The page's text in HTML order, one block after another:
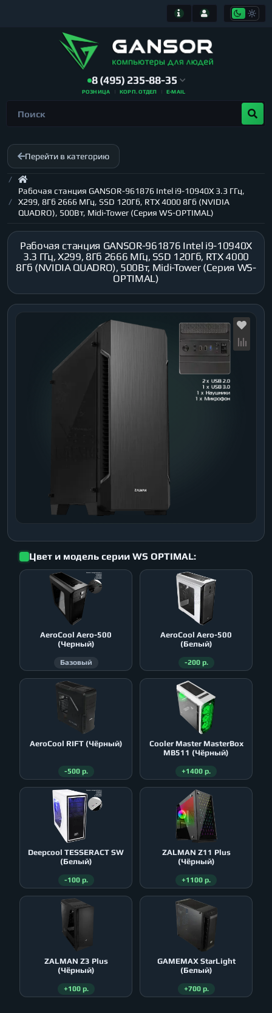
8 (495) 235-88-35
РОЗНИЦА КОРП. ОТДЕЛ E-MAIL
Перейти в категорию
Рабочая станция GANSOR-961876 Intel i9-10940X 3.3 ГГц,
X299, 8Гб 2666 МГц, SSD 120Гб, RTX 4000 8Гб (NVIDIA
QUADRO), 500Вт, Midi-Tower (Серия WS-OPTIMAL)
Рабочая станция GANSOR-961876 Intel i9-10940X
3.3 ГГц, X299, 8Гб 2666 МГц, SSD 120Гб, RTX 4000
8Гб (NVIDIA QUADRO), 500Вт, Midi-Tower (Серия WS-
OPTIMAL)
Цвет и модель серии WS OPTIMAL:
AeroСool Aero-500
(Черный)
Базовый
AeroСool Aero-500
(Белый)
-200 р.
AeroСool RIFT (Чёрный)
-500 р.
Cooler Master MasterBox
MB511 (Чёрный)
+1400 р.
Deepcool TESSERACT SW
(Белый)
-100 р.
ZALMAN Z11 Plus
(Чёрный)
+1100 р.
ZALMAN Z3 Plus
(Чёрный)
+100 р.
GAMEMAX StarLight
(Белый)
+700 р.